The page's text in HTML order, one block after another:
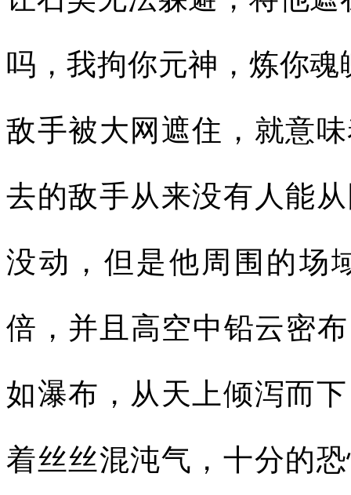
吗，我拘你元神，炼你
敌手被大网遮住，就意
去的敌手从来没有人能
没动，但是他周围的场
倍，并且高空中铅云密
如瀑布，从天上倾泻而
着丝丝混沌气，十分的